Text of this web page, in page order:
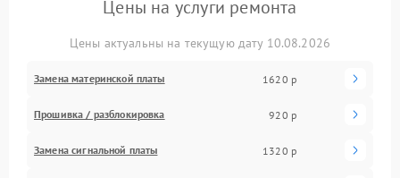
Цены на услуги ремонта
Цены актуальны на текущую дату 10.08.2026
Замена материнской платы 1620 р
Прошивка / разблокировка 920 р
Замена сигнальной платы 1320 р